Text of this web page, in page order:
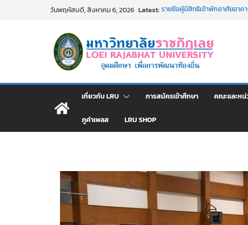
วันพฤหัสบดี, สิงหาคม 6, 2026 Latest:รายชื่อผู้มีสิทธิเข้าพักอาศัยอา
ประกาศผู้ชนะการเสนอราคา
โดยวิธีเฉพาะเจาะจง
ม.ราชภัฏเลย จัดกิจกรรมจิตอา
สาธารณกุศล 69
มหาวิทยาลัยราชภัฏเลย ด้วยเงิ
เกี่ยวกับ LRU การสมัครเข้าศึกษา คณะและหน่
ภูคำเพลส LRU SHOP